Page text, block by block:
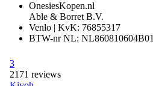
OnesiesKopen.nl
Able & Borret B.V.
Venlo | KvK: 76855317
BTW-nr NL: NL860810604B01